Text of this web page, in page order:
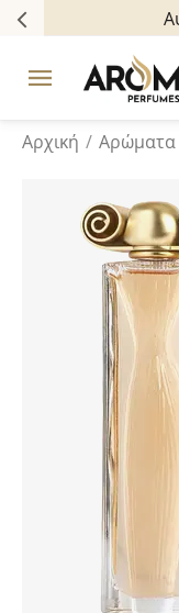
Αρχική / Αρώματα